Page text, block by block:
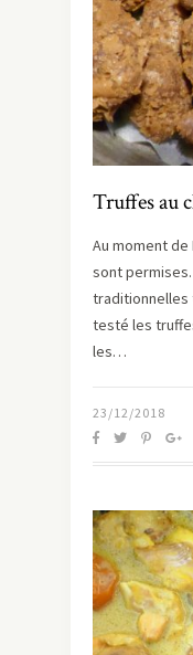
Truffes au
Au moment
sont
traditionnelles
testé les
les…
23/12/2018